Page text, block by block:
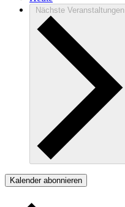
Nächste Veranstaltungen
Kalender abonnieren